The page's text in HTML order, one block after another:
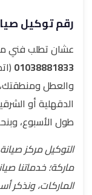
رقم توكيل
عشان تطلب فني
01038881833
والعطل
الدقهلية أو
طول الأسبوع،
التوكيل مركز
ماركة؛ خدماتنا
الماركات، ونذكر